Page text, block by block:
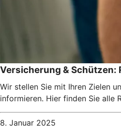
Versicherung & Schützen:
Wir stellen Sie mit Ihren Zielen
informieren. Hier finden Sie alle
8. Januar 2025